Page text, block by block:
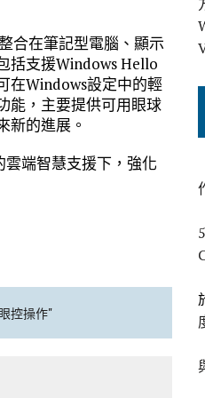
合在筆記型電腦、顯示
括支援Windows Hello
在Windows設定中的輕
能，主要提供可用眼球
新的進展。
端智慧支援下，強化
控操作"